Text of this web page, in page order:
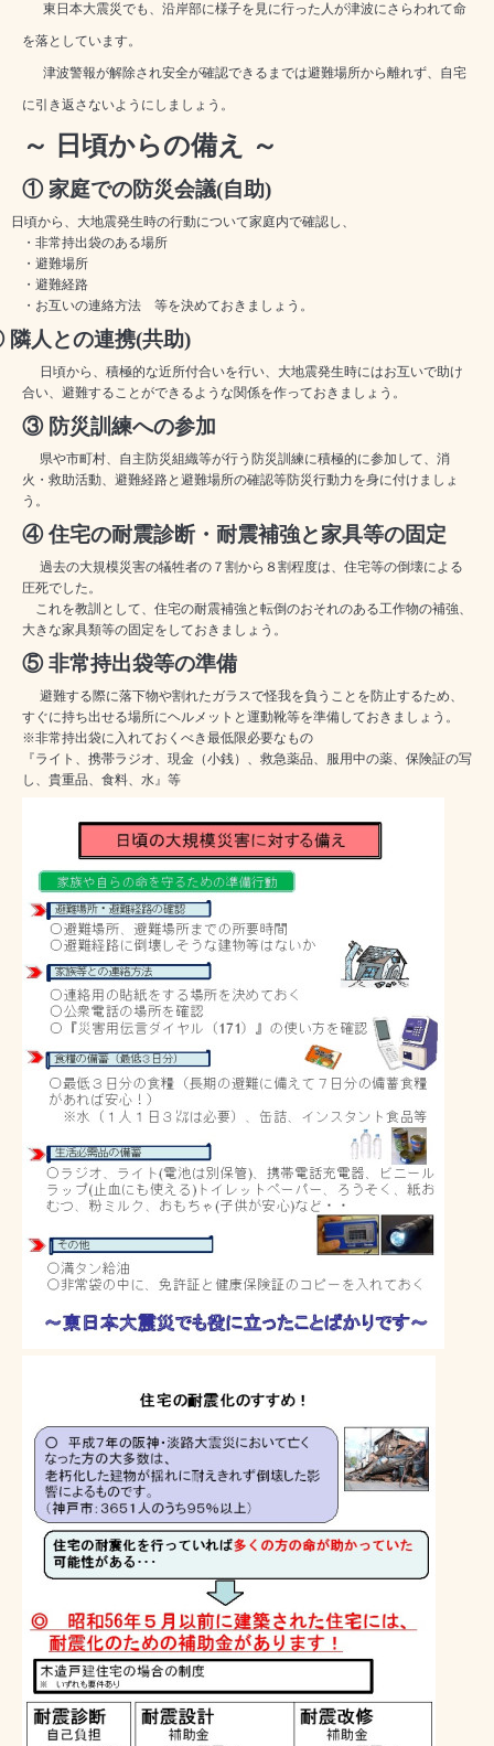
東日本大震災でも、沿岸部に様子を見に行った人が津波にさらわれて命
を落としています。
津波警報が解除され安全が確認できるまでは避難場所から離れず、自宅
に引き返さないようにしましょう。
～ 日頃からの備え ～
① 家庭での防災会議(自助)
日頃から、大地震発生時の行動について家庭内で確認し、
・非常持出袋のある場所
・避難場所
・避難経路
・お互いの連絡方法 等を決めておきましょう。
人との連携(共助)
日頃から、積極的な近所付合いを行い、大地震発生時にはお互いで助け
合い、避難することができるような関係を作っておきましょう。
③ 防災訓練への参加
県や市町村、自主防災組織等が行う防災訓練に積極的に参加して、消
火・救助活動、避難経路と避難場所の確認等防災行動力を身に付けましょ
う。
④ 住宅の耐震診断・耐震補強と家具等の固定
過去の大規模災害の犠牲者の７割から８割程度は、住宅等の倒壊による
圧死でした。
これを教訓として、住宅の耐震補強と転倒のおそれのある工作物の補強、
大きな家具類等の固定をしておきましょう。
⑤ 非常持出袋等の準備
避難する際に落下物や割れたガラスで怪我を負うことを防止するため、
すぐに持ち出せる場所にヘルメットと運動靴等を準備しておきましょう。
※非常持出袋に入れておくべき最低限必要なもの
『ライト、携帯ラジオ、現金（小銭）、救急薬品、服用中の薬、保険証の写
し、貴重品、食料、水』等